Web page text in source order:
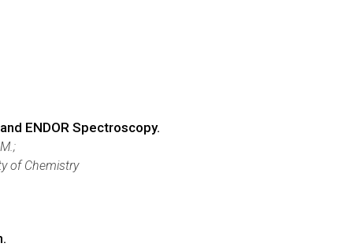
ENDOR Spectroscopy.
of Chemistry